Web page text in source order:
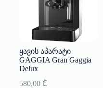
ყავის აპარატი
GAGGIA Gran Gaggia
Delux
580,00 ₾